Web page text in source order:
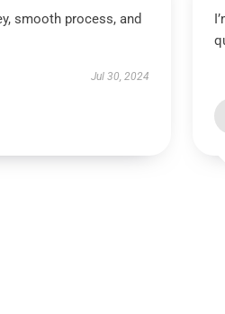
smooth process, and
Jul 30, 2024